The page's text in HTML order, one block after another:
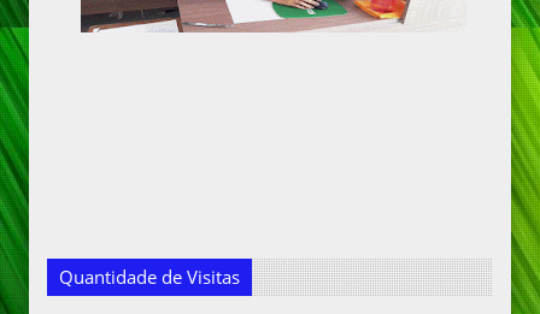
Quantidade de Visitas